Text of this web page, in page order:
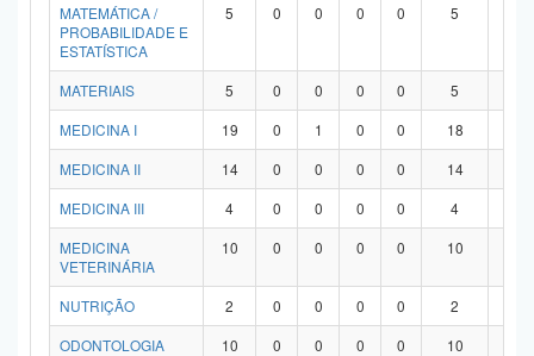
MATEMÁTICA /
PROBABILIDADE E
ESTATÍSTICA
5 0 0 0 0 5
MATERIAIS 5 0 0 0 0 5
MEDICINA I
19 0 1 0 0 18
MEDICINA II
14 0 0 0 0 14
MEDICINA III
4 0 0 0 0 4
MEDICINA
VETERINÁRIA
10 0 0 0 0 10
NUTRIÇÃO 2 0 0 0 0 2
ODONTOLOGIA
10 0 0 0 0 10